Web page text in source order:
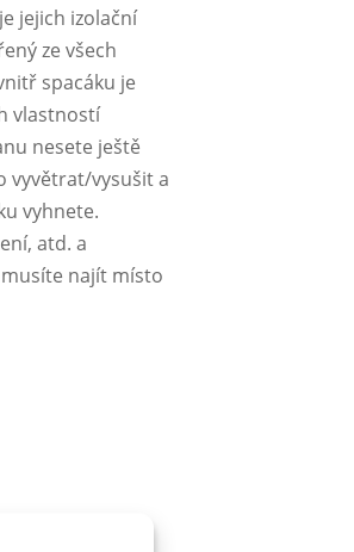
jejich izolační
ze všech
spacáku je
vlastností
nesete ještě
vyvětrat/vysušit a
vyhnete.
atd. a
najít místo